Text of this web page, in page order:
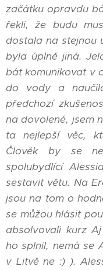
začátku opravdu
řekli, že budu
dostala na stejnou
byla úplně jiná.
bát komunikovat v
do vody a
předchozí
na dovolené, jsem
ta nejlepší věc,
Člověk by se
spolubydlící
sestavit větu. Na
jsou na tom o
se můžou hlásit
absolvovali kurz
ho splnil, nemá se
v Litvě ne :) ).